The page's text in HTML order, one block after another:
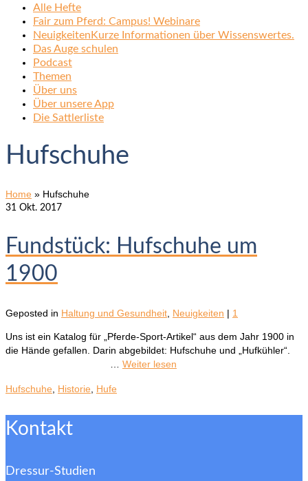
Alle Hefte
Fair zum Pferd: Campus! Webinare
Neuigkeiten Kurze Informationen über Wissenswertes.
Das Auge schulen
Podcast
Themen
Über uns
Über unsere App
Die Sattlerliste
Hufschuhe
Home » Hufschuhe
31 Okt. 2017
Fundstück: Hufschuhe um
1900
Geposted in Haltung und Gesundheit Neuigkeiten | 1
Uns ist ein Katalog für „Pferde-Sport-Artikel“ aus dem Jahr 1900 in
die Hände gefallen. Darin abgebildet: Hufschuhe und „Hufkühler“.
Weiter lesen
Hufschuhe Historie Hufe
Kontakt
Dressur-Studien